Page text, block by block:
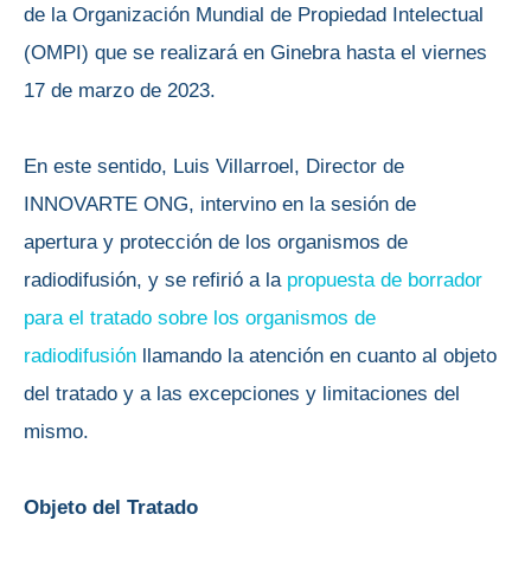
de la Organización Mundial de Propiedad Intelectual
(OMPI) que se realizará en Ginebra hasta el viernes
17 de marzo de 2023.
En este sentido, Luis Villarroel, Director de
INNOVARTE ONG, intervino en la sesión de
apertura y protección de los organismos de
radiodifusión, y se refirió a la propuesta de borrador
para el tratado sobre los organismos de
radiodifusión llamando la atención en cuanto al objeto
del tratado y a las excepciones y limitaciones del
mismo.
Objeto del Tratado